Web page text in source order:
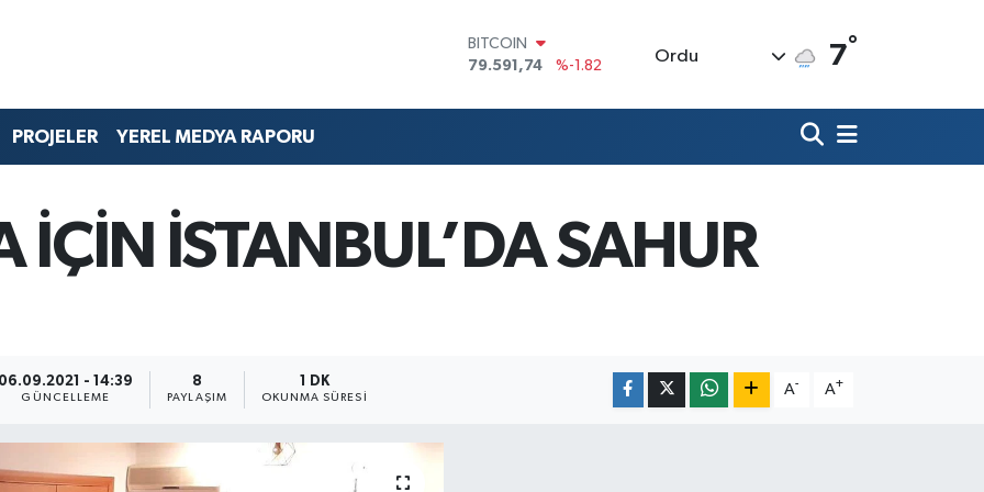
BITCOIN
79.591,74
%-1.82
45,43620
%0.02
G.ALTIN
6862,09000
%0.19
BİST100
Ordu 7°
PROJELER YEREL MEDYA RAPORU
İÇİN İSTANBUL’DA SAHUR
06.09.2021 - 14:39
GÜNCELLEME
8
PAYLAŞIM
1 DK
OKUNMA SÜRESI
A- A+